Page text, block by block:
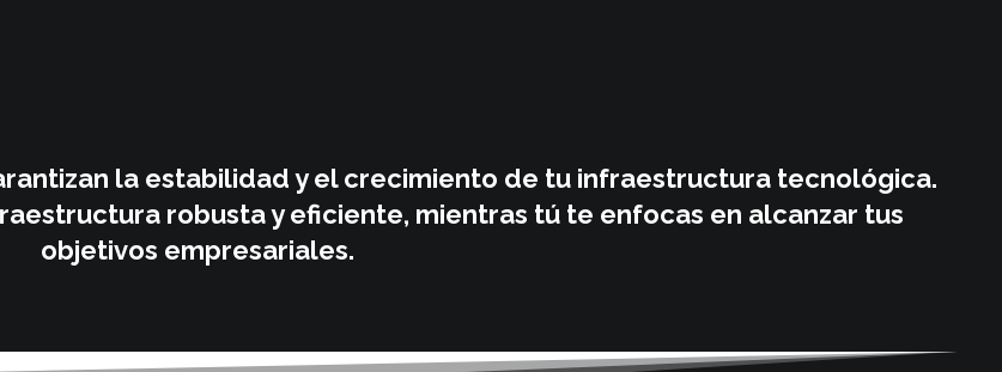
la estabilidad y el crecimiento de tu infraestructura tecnológica.
robusta y eficiente, mientras tú te enfocas en alcanzar tus
objetivos empresariales.